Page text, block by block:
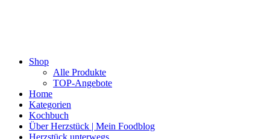
Shop
Alle Produkte
TOP-Angebote
Home
Kategorien
Kochbuch
Über Herzstück | Mein Foodblog
Herzstück unterwegs